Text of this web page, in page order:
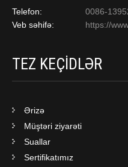
Telefon:
0086-
Veb səhifə:
https://
TEZ KEÇIDLƏR
Ərizə
Müştəri ziyarəti
Suallar
Sertifikatımız